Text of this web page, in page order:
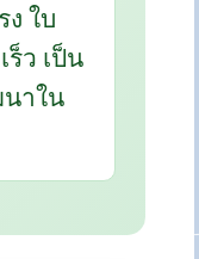
ใบ
ร็ว เป็น
าใน